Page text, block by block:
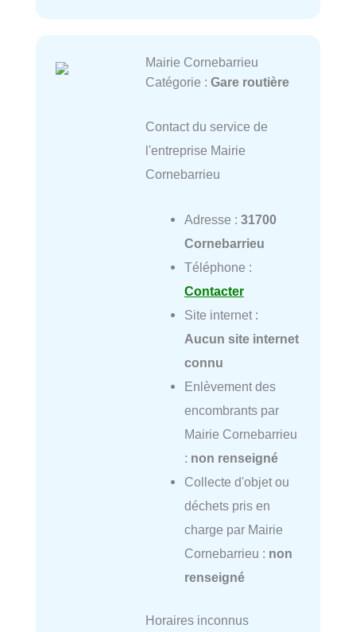
Mairie Cornebarrieu
Catégorie : Gare routière
Contact du service de
l'entreprise Mairie
Cornebarrieu
Adresse : 31700
Cornebarrieu
Téléphone :
Contacter
Site internet :
Aucun site internet
connu
Enlèvement des
encombrants par
Mairie Cornebarrieu
: non renseigné
Collecte d'objet ou
déchets pris en
charge par Mairie
Cornebarrieu : non
renseigné
Horaires inconnus